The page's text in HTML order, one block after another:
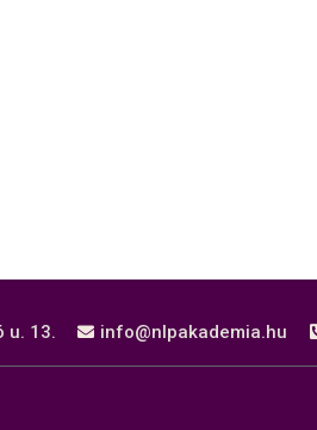
u. 13. info@nlpakademia.hu